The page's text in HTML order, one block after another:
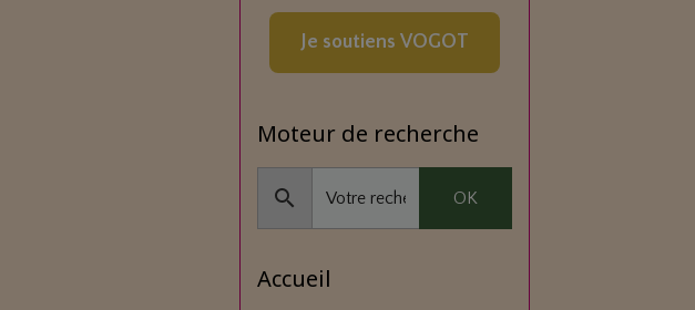
Je soutiens VOGOT
Moteur de recherche
OK
Accueil